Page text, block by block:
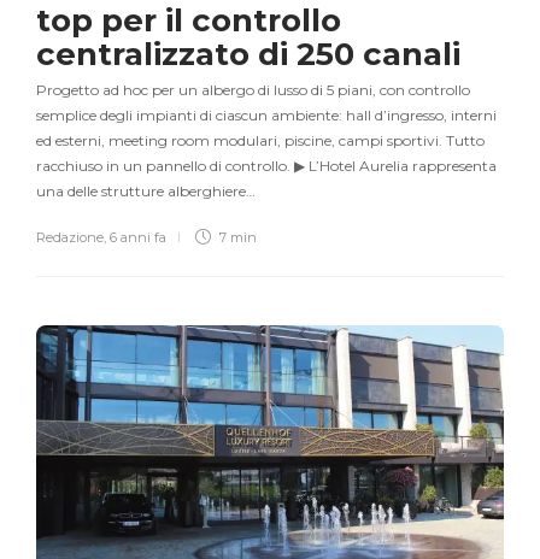
top per il controllo
centralizzato di 250 canali
Progetto ad hoc per un albergo di lusso di 5 piani, con controllo
semplice degli impianti di ciascun ambiente: hall d’ingresso, interni
ed esterni, meeting room modulari, piscine, campi sportivi. Tutto
racchiuso in un pannello di controllo. ▶ L’Hotel Aurelia rappresenta
una delle strutture alberghiere…
Redazione, 6 anni fa 7 min